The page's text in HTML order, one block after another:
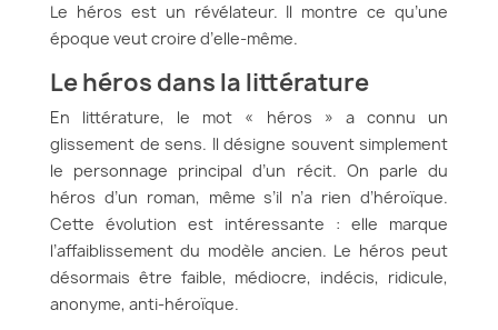
Le héros est un révélateur. Il montre ce qu’une
époque veut croire d’elle-même.
Le héros dans la littérature
En littérature, le mot « héros » a connu un
glissement de sens. Il désigne souvent simplement
le personnage principal d’un récit. On parle du
héros d’un roman, même s’il n’a rien d’héroïque.
Cette évolution est intéressante : elle marque
l’affaiblissement du modèle ancien. Le héros peut
désormais être faible, médiocre, indécis, ridicule,
anonyme, anti-héroïque.